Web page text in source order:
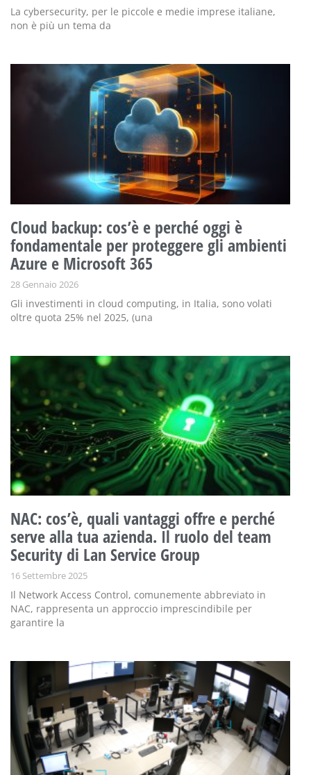
La cybersecurity, per le piccole e medie imprese italiane,
non è più un tema da
Cloud backup: cos’è e perché oggi è
fondamentale per proteggere gli ambienti
Azure e Microsoft 365
28 Gennaio 2026
Gli investimenti in cloud computing, in Italia, sono volati
oltre quota 25% nel 2025, (una
NAC: cos’è, quali vantaggi offre e perché
serve alla tua azienda. Il ruolo del team
Security di Lan Service Group
16 Settembre 2025
Il Network Access Control, comunemente abbreviato in
NAC, rappresenta un approccio imprescindibile per
garantire la